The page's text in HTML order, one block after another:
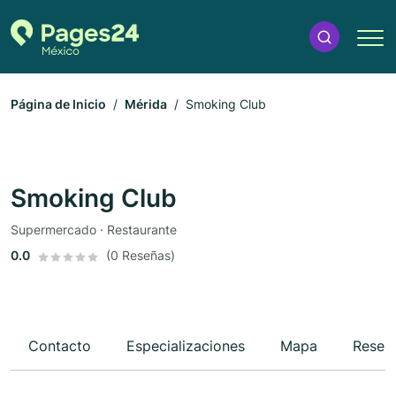
Página de Inicio Mérida Smoking Club
Smoking Club
Supermercado · Restaurante
0.0
(0 Reseñas)
Contacto Especializaciones Mapa